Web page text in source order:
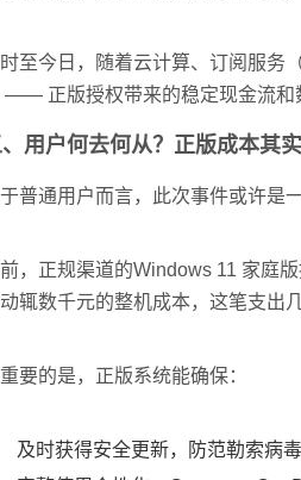
至今日，随着云计算、订阅服务
—— 正版授权带来的稳定现金流和
用户何去何从？正版成本其
普通用户而言，此次事件或许是
，正规渠道的Windows 11 家庭
辄数千元的整机成本，这笔支出
要的是，正版系统能确保：
及时获得安全更新，防范勒索病毒